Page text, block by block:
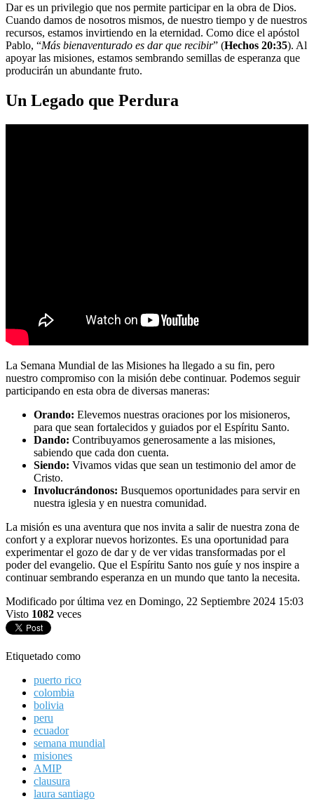
Dar es un privilegio que nos permite participar en la obra de Dios.
Cuando damos de nosotros mismos, de nuestro tiempo y de nuestros
recursos, estamos invirtiendo en la eternidad. Como dice el apóstol
Pablo, “Más bienaventurado es dar que recibir” (Hechos 20:35). Al
apoyar las misiones, estamos sembrando semillas de esperanza que
producirán un abundante fruto.
Un Legado que Perdura
La Semana Mundial de las Misiones ha llegado a su fin, pero
nuestro compromiso con la misión debe continuar. Podemos seguir
participando en esta obra de diversas maneras:
Orando: Elevemos nuestras oraciones por los misioneros,
para que sean fortalecidos y guiados por el Espíritu Santo.
Dando: Contribuyamos generosamente a las misiones,
sabiendo que cada don cuenta.
Siendo: Vivamos vidas que sean un testimonio del amor de
Cristo.
Involucrándonos: Busquemos oportunidades para servir en
nuestra iglesia y en nuestra comunidad.
La misión es una aventura que nos invita a salir de nuestra zona de
confort y a explorar nuevos horizontes. Es una oportunidad para
experimentar el gozo de dar y de ver vidas transformadas por el
poder del evangelio. Que el Espíritu Santo nos guíe y nos inspire a
continuar sembrando esperanza en un mundo que tanto la necesita.
Modificado por última vez en Domingo, 22 Septiembre 2024 15:03
Visto 1082 veces
Etiquetado como
puerto rico
colombia
bolivia
peru
ecuador
semana mundial
misiones
AMIP
clausura
laura santiago